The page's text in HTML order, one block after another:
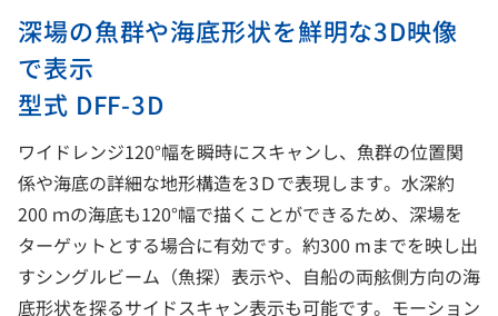
深場の魚群や海底形状を鮮明な3D映像
で表示
型式 DFF-3D
ワイドレンジ120°幅を瞬時にスキャンし、魚群の位置関
係や海底の詳細な地形構造を3Ｄで表現します。水深約
200 ｍの海底も120°幅で描くことができるため、深場を
ターゲットとする場合に有効です。約300 mまでを映し出
すシングルビーム（魚探）表示や、自船の両舷側方向の海
底形状を探るサイドスキャン表示も可能です。モーション